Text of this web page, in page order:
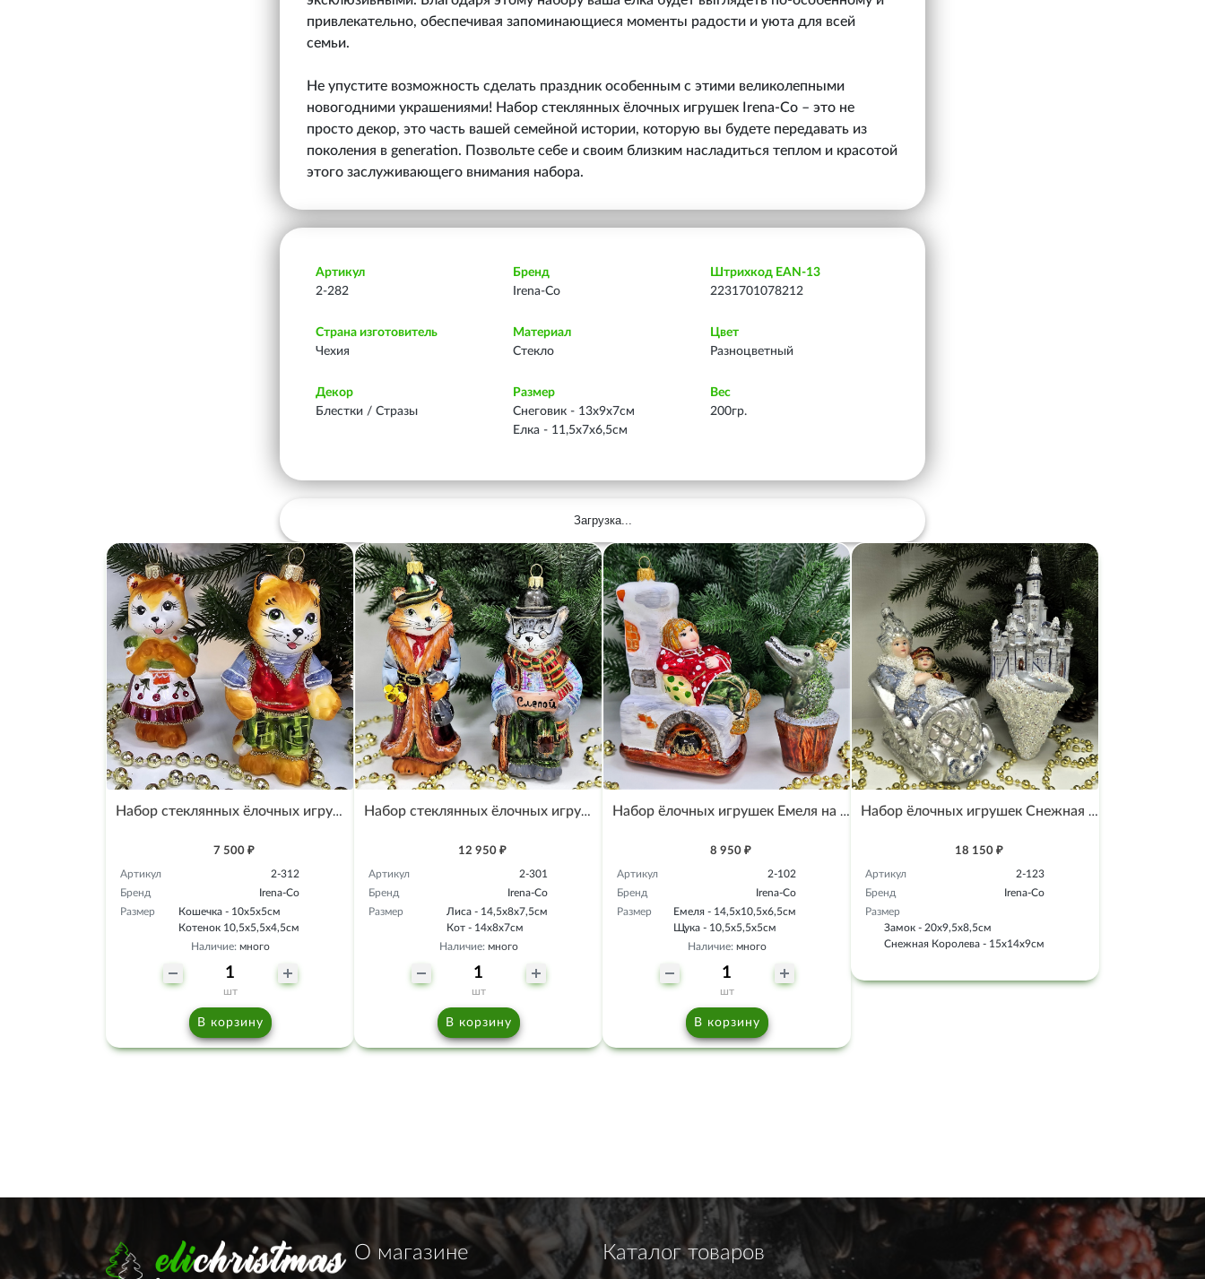
привлекательно, обеспечивая запоминающиеся моменты радости и уюта для всей
семьи.
Не упустите возможность сделать праздник особенным с этими великолепными
новогодними украшениями! Набор стеклянных ёлочных игрушек Irena-Co – это не
просто декор, это часть вашей семейной истории, которую вы будете передавать из
поколения в generation. Позвольте себе и своим близким насладиться теплом и красотой
этого заслуживающего внимания набора.
Артикул
2-282
Бренд
Irena-Co
Штрихкод EAN-13
2231701078212
Страна изготовитель
Чехия
Материал
Стекло
Цвет
Разноцветный
Декор
Блестки / Стразы
Размер
Снеговик - 13х9х7см
Елка - 11,5х7х6,5см
Вес
200гр.
Загрузка...
Набор стеклянных ёлочных игрушек Irena-Co Два котенка
7 500 ₽
Артикул
2-312
Бренд
Irena-Co
Размер
Кошечка - 10х5х5см
Котенок 10,5х5,5х4,5см
Наличие: много
шт
В корзину
Набор стеклянных ёлочных игрушек Кот и лиса
12 950 ₽
Артикул
2-301
Бренд
Irena-Co
Размер
Лиса - 14,5х8х7,5см
Кот - 14х8х7см
Наличие: много
шт
В корзину
Набор ёлочных игрушек Емеля на печке и щука
8 950 ₽
Артикул
2-102
Бренд
Irena-Co
Размер
Емеля - 14,5х10,5х6,5см
Щука - 10,5х5,5х5см
Наличие: много
шт
В корзину
Набор ёлочных игрушек Снежная королева на санях и замок
18 150 ₽
Артикул
2-123
Бренд
Irena-Co
Размер
Замок - 20х9,5х8,5см
Снежная Королева - 15х14х9см
О магазине Каталог товаров